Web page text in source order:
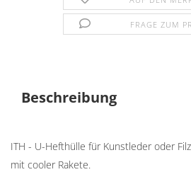
FRAGE ZUM
Beschreibung
ITH - U-Hefthülle für Kunstleder oder
mit cooler Rakete.